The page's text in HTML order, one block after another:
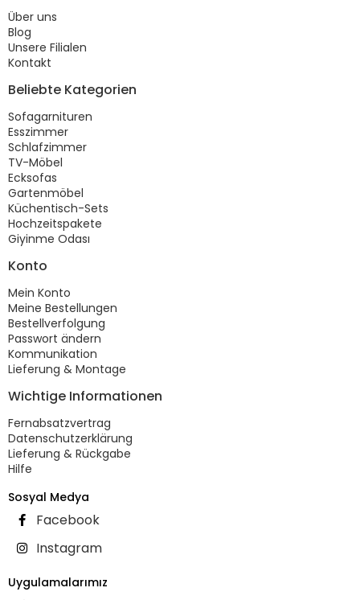
Über uns
Blog
Unsere Filialen
Kontakt
Beliebte Kategorien
Sofagarnituren
Esszimmer
Schlafzimmer
TV-Möbel
Ecksofas
Gartenmöbel
Küchentisch-Sets
Hochzeitspakete
Giyinme Odası
Konto
Mein Konto
Meine Bestellungen
Bestellverfolgung
Passwort ändern
Kommunikation
Lieferung & Montage
Wichtige Informationen
Fernabsatzvertrag
Datenschutzerklärung
Lieferung & Rückgabe
Hilfe
Sosyal Medya
Facebook
Instagram
Uygulamalarımız